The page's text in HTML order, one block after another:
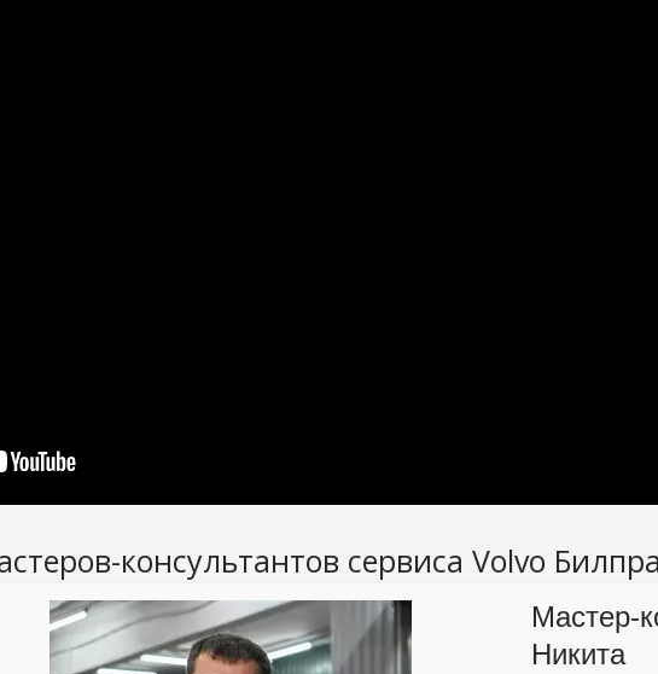
консультантов сервиса Volvo
Мастер-
Никита